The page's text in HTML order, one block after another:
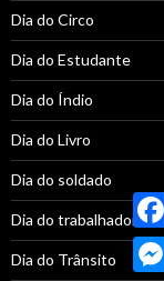
Dia do Circo
Dia do Estudante
Dia do Índio
Dia do Livro
Dia do soldado
Dia do trabalhador
Dia do Trânsito